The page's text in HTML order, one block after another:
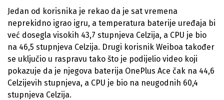
Jedan od korisnika je rekao da je sat vremena
neprekidno igrao igru, a temperatura baterije uređaja bi
već dosegla visokih 43,7 stupnjeva Celzija, a CPU je bio
na 46,5 stupnjeva Celzija. Drugi korisnik Weiboa također
se uključio u raspravu tako što je podijelio video koji
pokazuje da je njegova baterija OnePlus Ace čak na 44,6
Celzijevih stupnjeva, a CPU je bio na neugodnih 60,4
stupnjeva Celzija.